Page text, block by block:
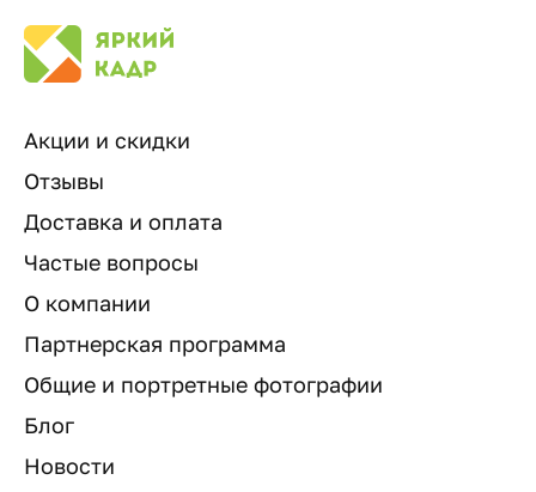
Акции и скидки
Отзывы
Доставка и оплата
Частые вопросы
О компании
Партнерская программа
Общие и портретные фотографии
Блог
Новости